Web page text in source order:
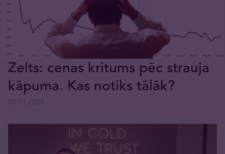
Zelts: cenas kritums pēc strauja
kāpuma. Kas notiks tālāk?